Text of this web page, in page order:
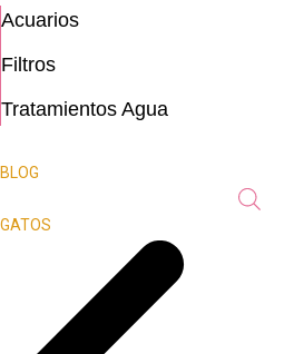
Acuarios
Filtros
Tratamientos Agua
BLOG
GATOS